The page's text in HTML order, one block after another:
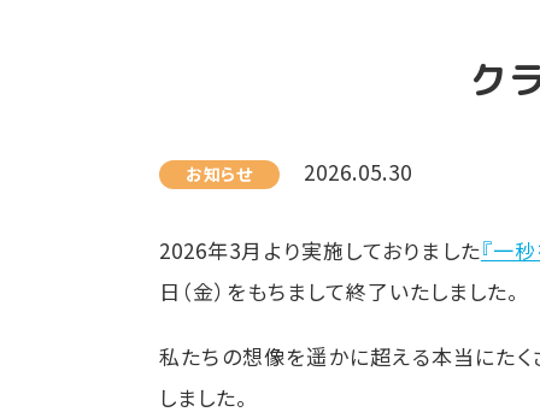
ク
お知らせ 2026.05.30
2026年3月より実施しておりました『一
日（金）をもちまして終了いたしました。
私たちの想像を遥かに超える本当にた
しました。